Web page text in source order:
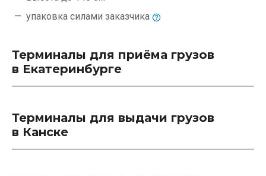
упаковка силами заказчика
Терминалы для приёма грузов
в Екатеринбурге
Терминалы для выдачи грузов
в Канске